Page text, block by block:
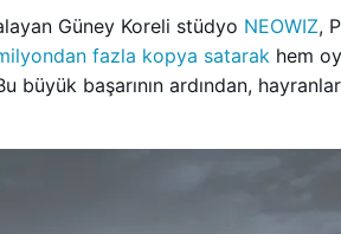
Güney Koreli stüdyo NEOWIZ,
fazla kopya satarak hem
büyük başarının ardından,